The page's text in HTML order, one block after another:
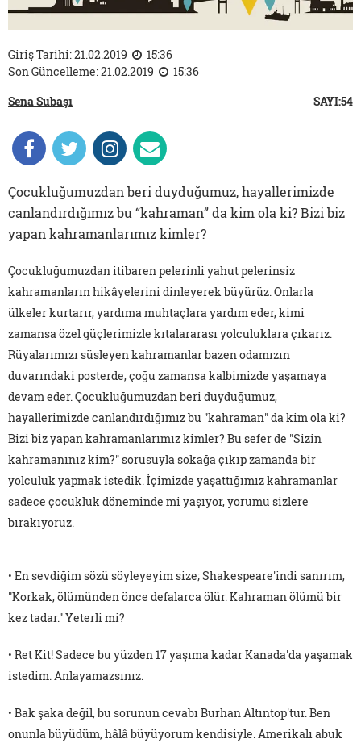
Giriş Tarihi: 21.02.2019
15:36
Son Güncelleme: 21.02.2019
15:36
Sena Subaşı
SAYI:54
Çocukluğumuzdan beri duyduğumuz, hayallerimizde
canlandırdığımız bu “kahraman” da kim ola ki? Bizi biz
yapan kahramanlarımız kimler?
Çocukluğumuzdan itibaren pelerinli yahut pelerinsiz
kahramanların hikâyelerini dinleyerek büyürüz. Onlarla
ülkeler kurtarır, yardıma muhtaçlara yardım eder, kimi
zamansa özel güçlerimizle kıtalararası yolculuklara çıkarız.
Rüyalarımızı süsleyen kahramanlar bazen odamızın
duvarındaki posterde, çoğu zamansa kalbimizde yaşamaya
devam eder. Çocukluğumuzdan beri duyduğumuz,
hayallerimizde canlandırdığımız bu "kahraman" da kim ola ki?
Bizi biz yapan kahramanlarımız kimler? Bu sefer de "Sizin
kahramanınız kim?" sorusuyla sokağa çıkıp zamanda bir
yolculuk yapmak istedik. İçimizde yaşattığımız kahramanlar
sadece çocukluk döneminde mi yaşıyor, yorumu sizlere
bırakıyoruz.
• En sevdiğim sözü söyleyeyim size; Shakespeare'indi sanırım,
"Korkak, ölümünden önce defalarca ölür. Kahraman ölümü bir
kez tadar." Yeterli mi?
• Ret Kit! Sadece bu yüzden 17 yaşıma kadar Kanada'da yaşamak
istedim. Anlayamazsınız.
• Bak şaka değil, bu sorunun cevabı Burhan Altıntop'tur. Ben
onunla büyüdüm, hâlâ büyüyorum kendisiyle. Amerikalı abuk